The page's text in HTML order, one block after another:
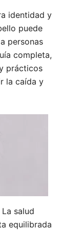
identidad y
puede
personas
completa,
prácticos
la caída y
La salud
equilibrada